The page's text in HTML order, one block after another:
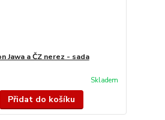
Jawa a ČZ nerez - sada
Skladem
Přidat do košíku